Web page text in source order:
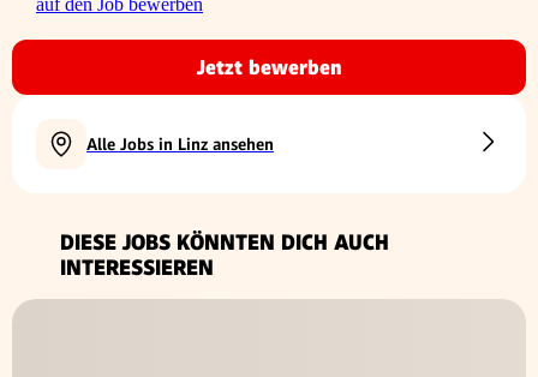
auf den Job bewerben
Jetzt bewerben
Alle Jobs in Linz ansehen
DIESE JOBS KÖNNTEN DICH AUCH
INTERESSIEREN